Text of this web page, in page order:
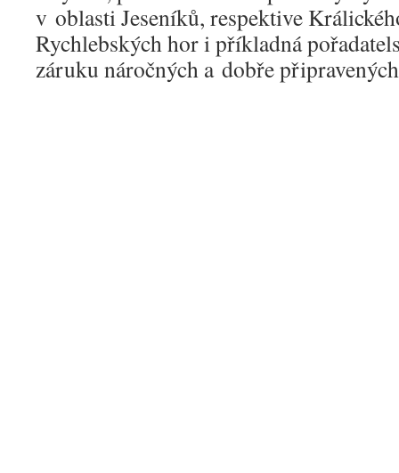
v oblasti Jeseníků, respektive
Rychlebských hor i příkladná
záruku náročných a dobře